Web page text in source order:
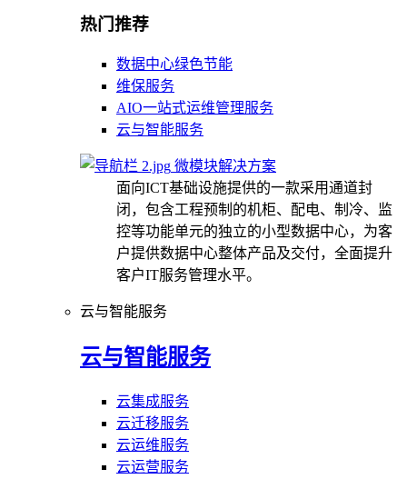
热门推荐
数据中心绿色节能
维保服务
AIO一站式运维管理服务
云与智能服务
微模块解决方案
面向ICT基础设施提供的一款采用通道封
闭，包含工程预制的机柜、配电、制冷、监
控等功能单元的独立的小型数据中心，为客
户提供数据中心整体产品及交付，全面提升
客户IT服务管理水平。
云与智能服务
云与智能服务
云集成服务
云迁移服务
云运维服务
云运营服务